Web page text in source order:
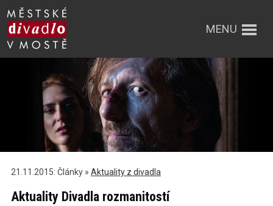
MENU
21.11.2015: Články » Aktuality z divadla
Aktuality Divadla rozmanitostí